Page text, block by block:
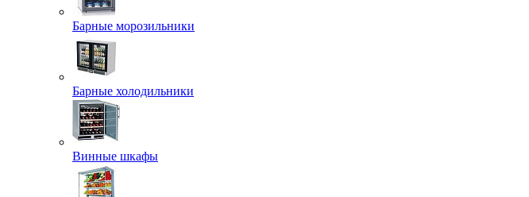
Барные морозильники
Барные холодильники
Винные шкафы